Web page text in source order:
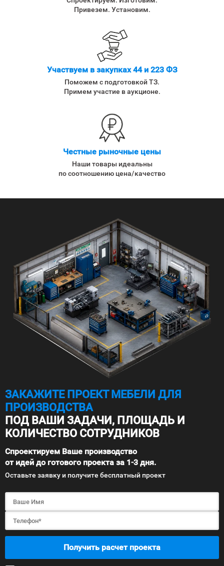
Привезем. Установим.
Участвуем в закупках 44 и 223 ФЗ
Поможем с подготовкой ТЗ.
Примем участие в аукционе.
Честные рыночные цены
Наши товары идеальны
по соотношению цена/качество
ЗАКАЖИТЕ ПРОЕКТ МЕБЕЛИ ДЛЯ
ПРОИЗВОДСТВА
ПОД ВАШИ ЗАДАЧИ, ПЛОЩАДЬ И
КОЛИЧЕСТВО СОТРУДНИКОВ
Спроектируем Ваше производство
от идей до готового проекта за 1-3 дня.
Оставьте заявку и получите бесплатный проект
Получить расчет проекта